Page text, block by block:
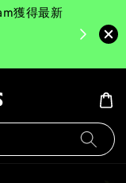
獲得最新